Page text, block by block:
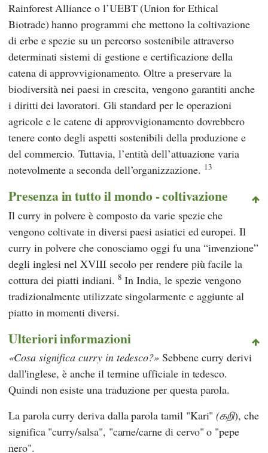
Rainforest Alliance o l’UEBT (Union for Ethical
Biotrade) hanno programmi che mettono la coltivazione
di erbe e spezie su un percorso sostenibile attraverso
determinati sistemi di gestione e certificazione della
catena di approvvigionamento. Oltre a preservare la
biodiversità nei paesi in crescita, vengono garantiti anche
i diritti dei lavoratori. Gli standard per le operazioni
agricole e le catene di approvvigionamento dovrebbero
tenere conto degli aspetti sostenibili della produzione e
del commercio. Tuttavia, l’entità dell’attuazione varia
notevolmente a seconda dell’organizzazione. 13
Presenza in tutto il mondo - coltivazione
Il curry in polvere è composto da varie spezie che
vengono coltivate in diversi paesi asiatici ed europei. Il
curry in polvere che conosciamo oggi fu una “invenzione”
degli inglesi nel XVIII secolo per rendere più facile la
cottura dei piatti indiani. 8 In India, le spezie vengono
tradizionalmente utilizzate singolarmente e aggiunte al
piatto in momenti diversi.
Ulteriori informazioni
Cosa significa curry in tedesco? Sebbene curry derivi
dall'inglese, è anche il termine ufficiale in tedesco.
Quindi non esiste una traduzione per questa parola.
La parola curry deriva dalla parola tamil "Kari"(கறி), che
significa "curry/salsa", "carne/carne di cervo" o "pepe
nero".